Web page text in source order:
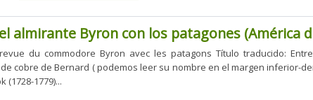
almirante Byron con los patagones (América
du commodore Byron avec les patagons Título traducido:
cobre de Bernard ( podemos leer su nombre en el margen inferior-
(1728-1779)...